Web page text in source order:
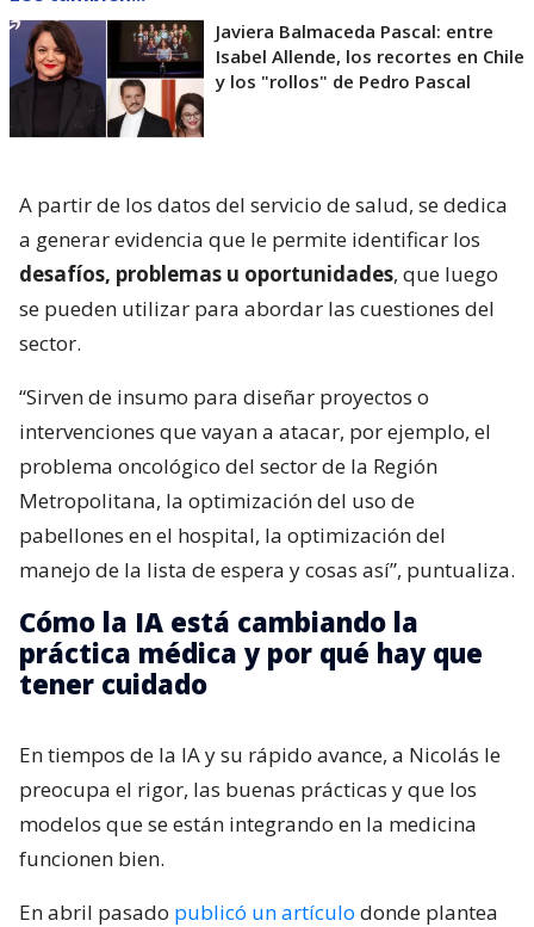
Javiera Balmaceda Pascal: entre
Isabel Allende, los recortes en Chile
y los "rollos" de Pedro Pascal
A partir de los datos del servicio de salud, se dedica
a generar evidencia que le permite identificar los
desafíos, problemas u oportunidades, que luego
se pueden utilizar para abordar las cuestiones del
sector.
“Sirven de insumo para diseñar proyectos o
intervenciones que vayan a atacar, por ejemplo, el
problema oncológico del sector de la Región
Metropolitana, la optimización del uso de
pabellones en el hospital, la optimización del
manejo de la lista de espera y cosas así”, puntualiza.
Cómo la IA está cambiando la
práctica médica y por qué hay que
tener cuidado
En tiempos de la IA y su rápido avance, a Nicolás le
preocupa el rigor, las buenas prácticas y que los
modelos que se están integrando en la medicina
funcionen bien.
En abril pasado publicó un artículo donde plantea